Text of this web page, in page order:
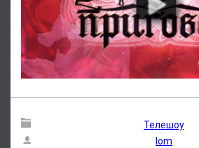
Телешоу
lom